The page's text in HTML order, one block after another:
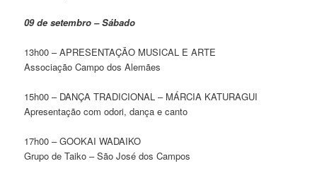
09 de setembro – Sábado
13h00 – APRESENTAÇÃO MUSICAL E ARTE
Associação Campo dos Alemães
15h00 – DANÇA TRADICIONAL – MÁRCIA KATURAGUI
Apresentação com odori, dança e canto
17h00 – GOOKAI WADAIKO
Grupo de Taiko – São José dos Campos